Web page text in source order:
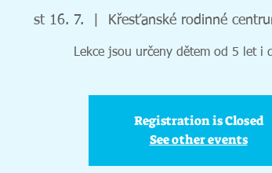
st 16. 7. Křesťanské rodinné
Lekce jsou určeny dětem od 5 let i
Registration is Closed
See other events